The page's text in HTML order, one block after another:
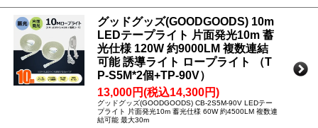
グッドグッズ(GOODGOODS) 10m
LEDテープライト 片面発光10m 蓄
光仕様 120W 約9000LM 複数連結
可能 誘導ライト ロープライト （T
P-S5M*2個+TP-90V）
13,000円(税込14,300円)
グッドグッズ(GOODGOODS) CB-2S5M-90V LEDテー
プライト 片面発光10m 蓄光仕様 60W 約4500LM 複数連
結可能 最大30m